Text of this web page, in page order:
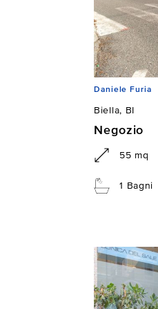
Daniele Furia
Biella, BI
Negozio
55 mq
1 Bagni